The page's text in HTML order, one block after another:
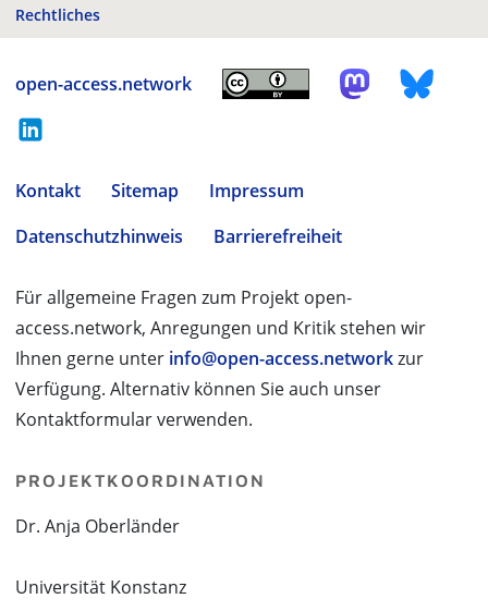
Rechtliches
open-access.network
Kontakt Sitemap
Impressum
Datenschutzhinweis
Barrierefreiheit
Für allgemeine Fragen zum Projekt open-
access.network, Anregungen und Kritik stehen wir
Ihnen gerne unter info@open-access.networkzur
Verfügung. Alternativ können Sie auch unser
Kontaktformular verwenden.
PROJEKTKOORDINATION
Dr. Anja Oberländer
Universität Konstanz